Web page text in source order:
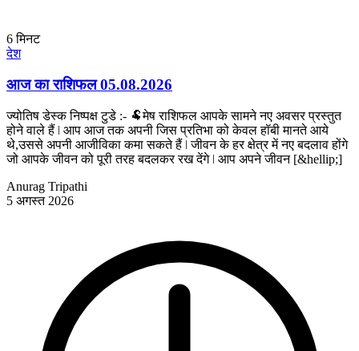
6मिनट
देश
आज का राशिफल 05.08.2026
ज्योतिष डेस्क निष्पक्ष टुडे :- 🐏मेष राशिफल आपके सामने नए अवसर प्रस्तुत
होने वाले हैं ǀ आप आज तक अपनी जिस प्रतिभा को केवल हॉबी मानते आये
थे,उससे अपनी आजीविका कमा सकते हैं ǀ जीवन के हर क्षेत्र में नए बदलाव होंगे
जो आपके जीवन को पूरी तरह बदलकर रख देंगे ǀ आप अपने जीवन [&hellip;]
Anurag Tripathi
5 अगस्त 2026